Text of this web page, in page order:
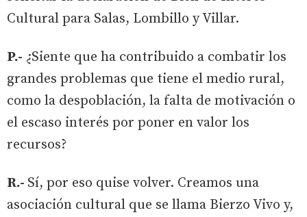
Cultural para Salas, Lombillo y Villar.
P.- ¿Siente que ha contribuido a combatir los
grandes problemas que tiene el medio rural,
como la despoblación, la falta de motivación o
el escaso interés por poner en valor los
recursos?
R.- Sí, por eso quise volver. Creamos una
asociación cultural que se llama Bierzo Vivo y,